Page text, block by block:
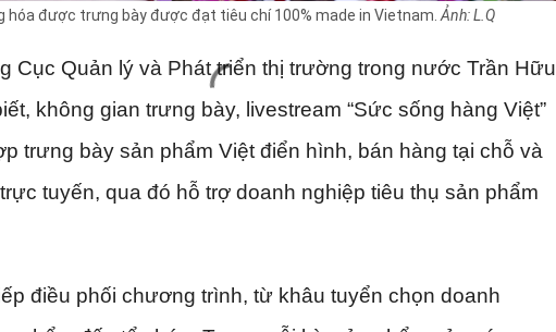
hóa được trưng bày được đạt tiêu chí 100% made in Vietnam.Ảnh: L.Q
Cục Quản lý và Phát triển thị trường trong nước Trần Hữu
không gian trưng bày, livestream “Sức sống hàng Việt”
trưng bày sản phẩm Việt điển hình, bán hàng tại chỗ và
tuyến, qua đó hỗ trợ doanh nghiệp tiêu thụ sản phẩm
điều phối chương trình, từ khâu tuyển chọn doanh